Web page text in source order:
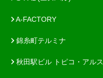
A-FACTORY
錦糸町テルミナ
秋田駅ビル トピコ・アルス